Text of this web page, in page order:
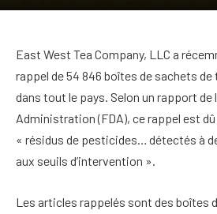
East West Tea Company, LLC a
rappel de 54 846 boîtes de sachets
dans tout le pays. Selon un rapport de
Administration (FDA), ce rappel est
« résidus de pesticides… détectés à
aux seuils d’intervention ».
Les articles rappelés sont des boîtes